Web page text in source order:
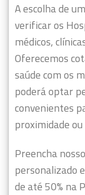
A escolha de
verificar os
médicos,
Oferecemos
saúde com os
poderá optar
convenientes
proximidade
Preencha
personalizado
de até 50% na